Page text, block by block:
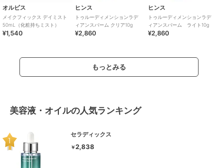
オルビス
メイクフィックス デイミスト
50mL（化粧持ちミスト）
¥1,540
ヒンス
トゥルーディメンションラデ
ィアンスバーム クリア10g
¥2,860
ヒンス
トゥルーディメンションラデ
ィアンスバーム ライト10g
¥2,860
もっとみる
美容液・オイルの人気ランキング
セラディックス
￥2,838